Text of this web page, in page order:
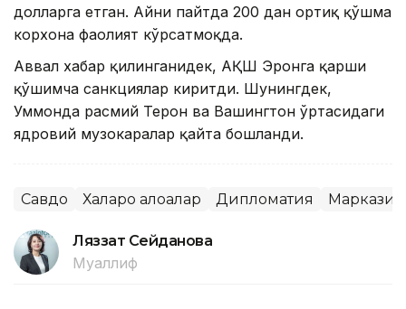
долларга етган. Айни пайтда 200 дан ортиқ қўшма
корхона фаолият кўрсатмоқда.
Аввал хабар қилинганидек, АҚШ Эронга қарши
қўшимча санкциялар киритди. Шунингдек,
Уммонда расмий Теҳрон ва Вашингтон ўртасидаги
ядровий музокаралар қайта бошланди.
Савдо Халқаро алоқалар Дипломатия
Ляззат Сейданова
Муаллиф